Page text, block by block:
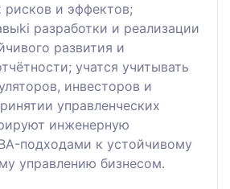
рисков и эффектов;
разработки и реализации
развития и
учатся учитывать
инвесторов и
управленческих
инженерную
подходами к устойчивому
управлению бизнесом.